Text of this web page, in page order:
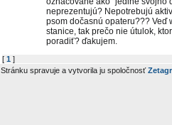
neprezentujú? Nepotrebujú
psom dočasnú opateru???
stanice, tak prečo nie útulok,
poradiť? ďakujem.
[ 1 ]
Stránku spravuje a vytvorila ju spoločnosť